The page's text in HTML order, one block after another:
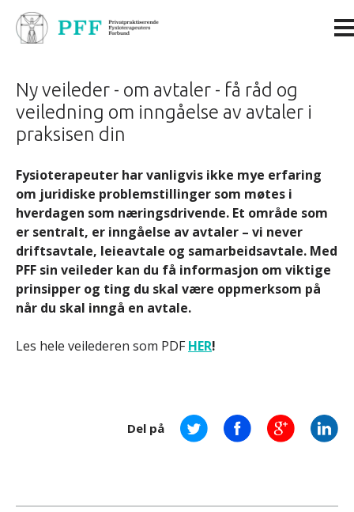
Ny veileder - om avtaler - få råd og
veiledning om inngåelse av avtaler i
praksisen din
Fysioterapeuter har vanligvis ikke mye erfaring
om juridiske problemstillinger som møtes i
hverdagen som næringsdrivende. Et område som
er sentralt, er inngåelse av avtaler – vi never
driftsavtale, leieavtale og samarbeidsavtale. Med
PFF sin veileder kan du få informasjon om viktige
prinsipper og ting du skal være oppmerksom på
når du skal inngå en avtale.
Les hele veilederen som PDFHER!
Del på